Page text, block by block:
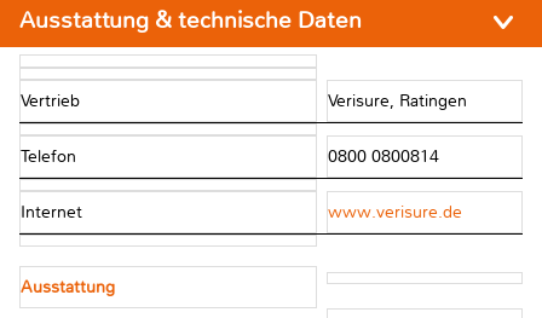
Ausstattung & technische Daten
Vertrieb Verisure, Ratingen
Telefon 0800 0800814
Internet www.verisure.de
Ausstattung